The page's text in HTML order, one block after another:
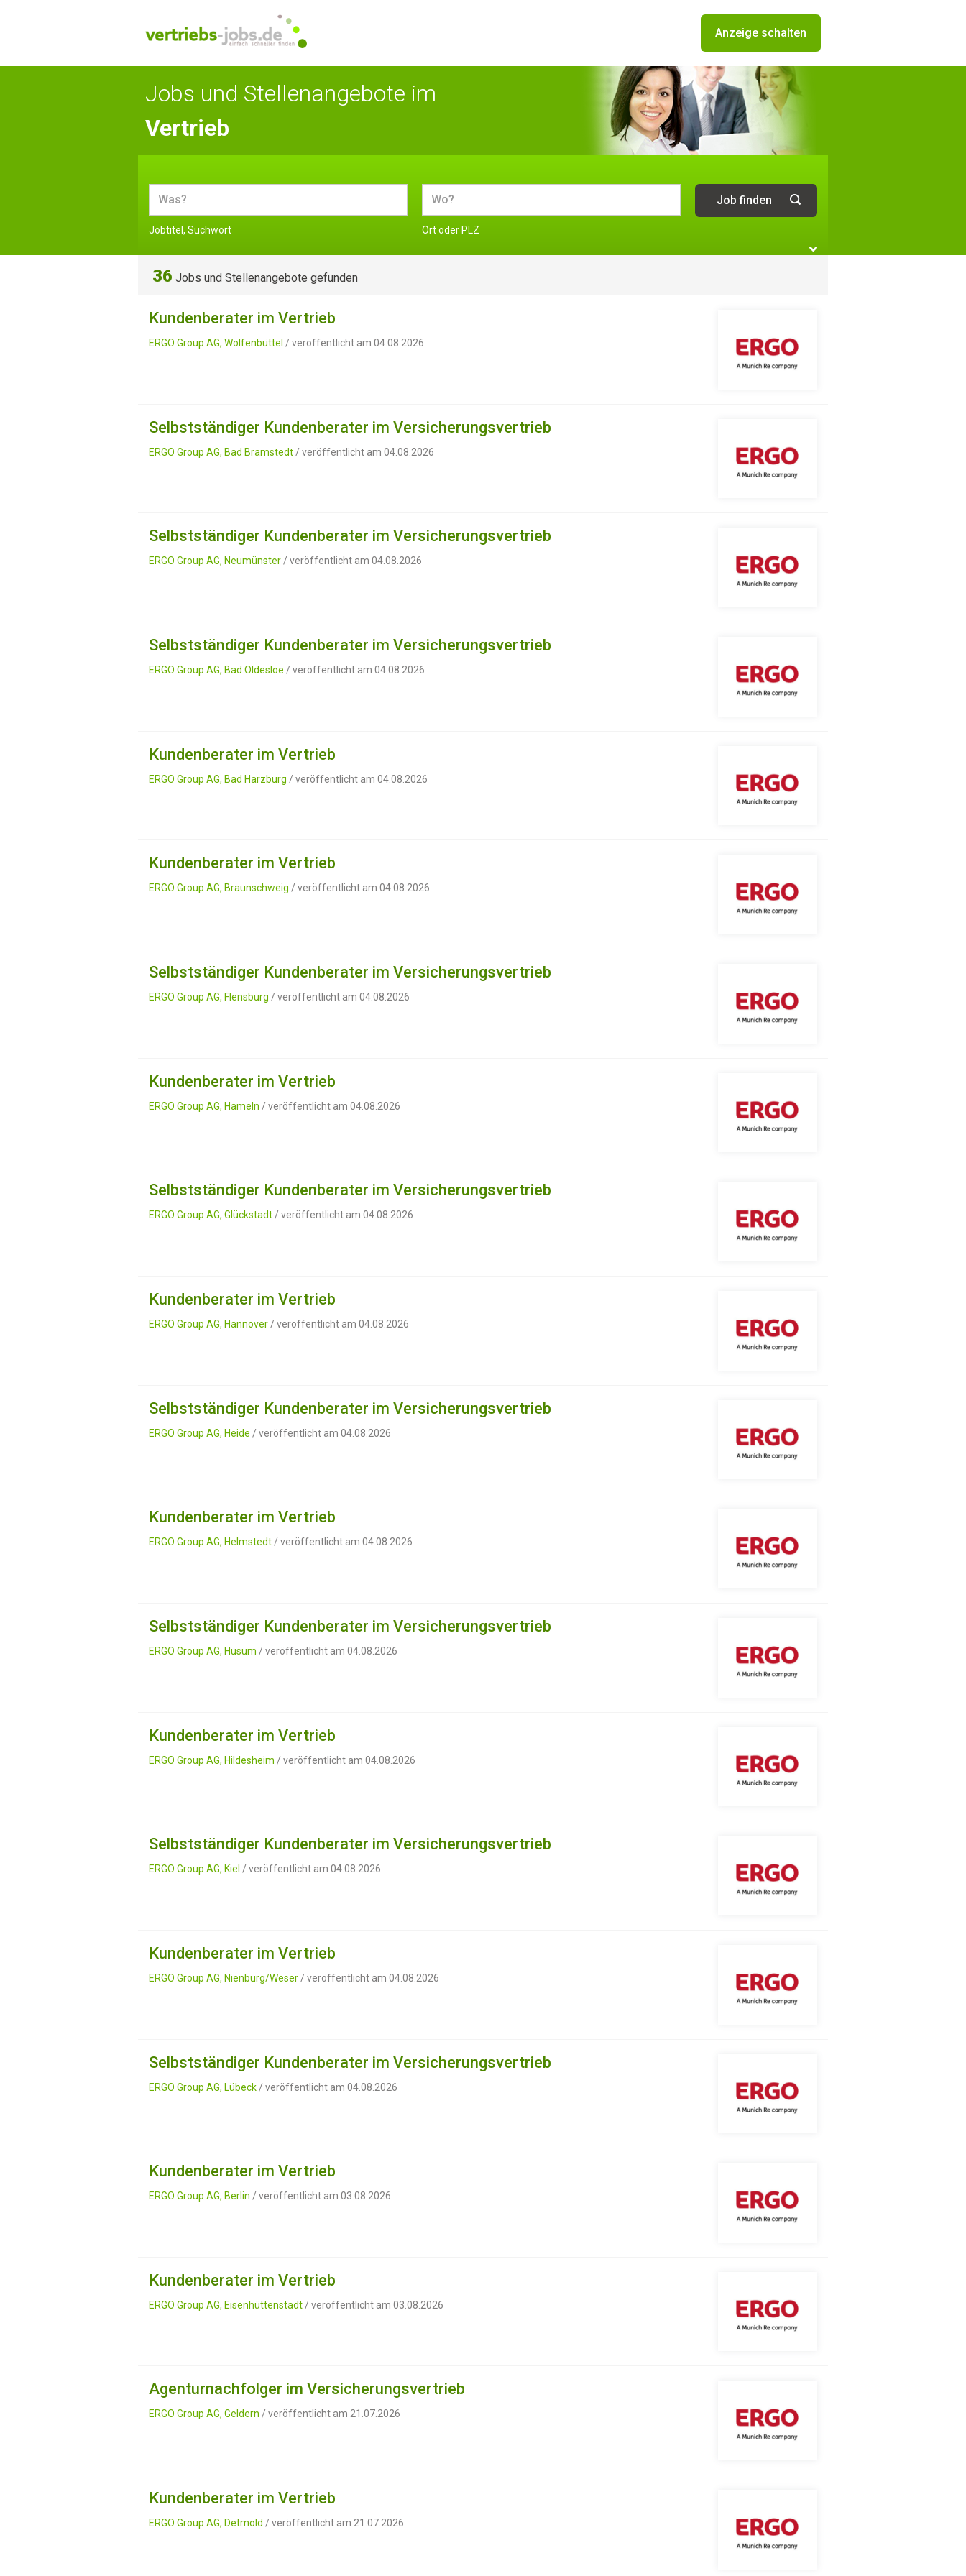
Anzeige schalten
Jobs und Stellenangebote im
Vertrieb
Jobtitel, Suchwort Ort oder PLZ
36 Jobs und Stellenangebote gefunden
Kundenberater im Vertrieb
ERGO Group AG, Wolfenbüttel / veröffentlicht am 04.08.2026
Selbstständiger Kundenberater im Versicherungsvertrieb
ERGO Group AG, Bad Bramstedt / veröffentlicht am 04.08.2026
Selbstständiger Kundenberater im Versicherungsvertrieb
ERGO Group AG, Neumünster/ veröffentlicht am 04.08.2026
Selbstständiger Kundenberater im Versicherungsvertrieb
ERGO Group AG, Bad Oldesloe / veröffentlicht am 04.08.2026
Kundenberater im Vertrieb
ERGO Group AG, Bad Harzburg / veröffentlicht am 04.08.2026
Kundenberater im Vertrieb
ERGO Group AG, Braunschweig / veröffentlicht am 04.08.2026
Selbstständiger Kundenberater im Versicherungsvertrieb
ERGO Group AG, Flensburg / veröffentlicht am 04.08.2026
Kundenberater im Vertrieb
ERGO Group AG, Hameln / veröffentlicht am 04.08.2026
Selbstständiger Kundenberater im Versicherungsvertrieb
ERGO Group AG, Glückstadt/ veröffentlicht am 04.08.2026
Kundenberater im Vertrieb
ERGO Group AG, Hannover / veröffentlicht am 04.08.2026
Selbstständiger Kundenberater im Versicherungsvertrieb
ERGO Group AG, Heide / veröffentlicht am 04.08.2026
Kundenberater im Vertrieb
ERGO Group AG, Helmstedt/ veröffentlicht am 04.08.2026
Selbstständiger Kundenberater im Versicherungsvertrieb
ERGO Group AG, Husum / veröffentlicht am 04.08.2026
Kundenberater im Vertrieb
ERGO Group AG, Hildesheim / veröffentlicht am 04.08.2026
Selbstständiger Kundenberater im Versicherungsvertrieb
ERGO Group AG, Kiel / veröffentlicht am 04.08.2026
Kundenberater im Vertrieb
ERGO Group AG, Nienburg/Weser / veröffentlicht am 04.08.2026
Selbstständiger Kundenberater im Versicherungsvertrieb
ERGO Group AG, Lübeck / veröffentlicht am 04.08.2026
Kundenberater im Vertrieb
ERGO Group AG, Berlin / veröffentlicht am 03.08.2026
Kundenberater im Vertrieb
ERGO Group AG, Eisenhüttenstadt / veröffentlicht am 03.08.2026
Agenturnachfolger im Versicherungsvertrieb
ERGO Group AG, Geldern / veröffentlicht am 21.07.2026
Kundenberater im Vertrieb
ERGO Group AG, Detmold / veröffentlicht am 21.07.2026